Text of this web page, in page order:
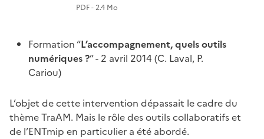
PDF - 2.4 Mo
Formation “L’accompagnement, quels outils
numériques ?” - 2 avril 2014 (C. Laval, P.
Cariou)
L’objet de cette intervention dépassait le cadre du
thème TraAM. Mais le rôle des outils collaboratifs et
de l’ENTmip en particulier a été abordé.